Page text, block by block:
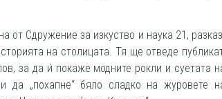
от Сдружение за изкуство и наука 21,
на столицата. Тя ще отведе
за да и́ покаже модните рокли и суетата
да „похапне“ бяло сладко на журовете